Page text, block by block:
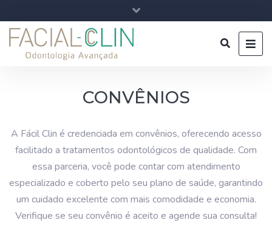
CONVÊNIOS
A Fácil Clin é credenciada em convênios, oferecendo acesso
facilitado a tratamentos odontológicos de qualidade. Com
essa parceria, você pode contar com atendimento
especializado e coberto pelo seu plano de saúde, garantindo
um cuidado excelente com mais comodidade e economia.
Verifique se seu convênio é aceito e agende sua consulta!